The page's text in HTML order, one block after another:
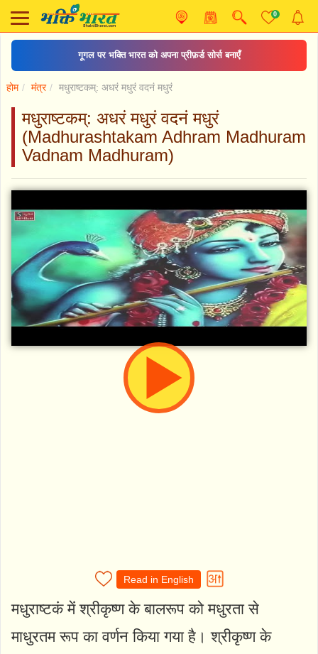
0
गूगल पर भक्ति भारत को अपना प्रीफ़र्ड सोर्स बनाएँ
होम मंत्र मधुराष्टकम्: अधरं मधुरं वदनं मधुरं
मधुराष्टकम्: अधरं मधुरं वदनं मधुरं
(Madhurashtakam Adhram Madhuram
Vadnam Madhuram)
Read in English
मधुराष्टकं में श्रीकृष्ण के बालरूप को मधुरता से
माधुरतम रूप का वर्णन किया गया है। श्रीकृष्ण के